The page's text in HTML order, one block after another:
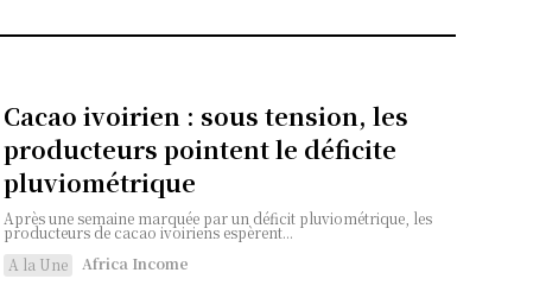
Cacao ivoirien : sous tension, les
producteurs pointent le déficite
pluviométrique
Après une semaine marquée par un déficit pluviométrique, les
producteurs de cacao ivoiriens espèrent...
A la Une
Africa Income